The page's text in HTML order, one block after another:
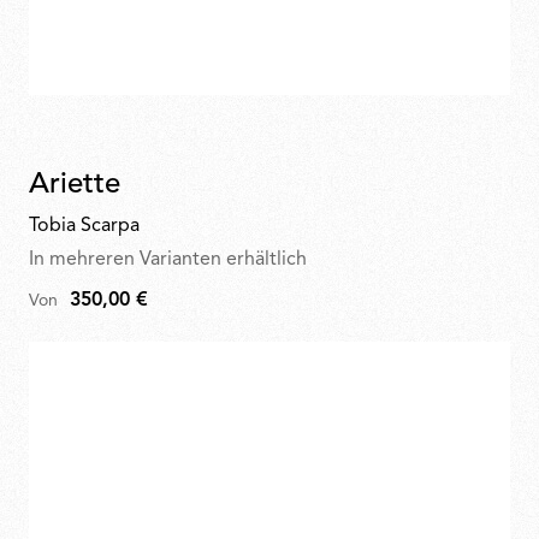
Ariette
Tobia Scarpa
In mehreren Varianten erhältlich
Von 350,00 €